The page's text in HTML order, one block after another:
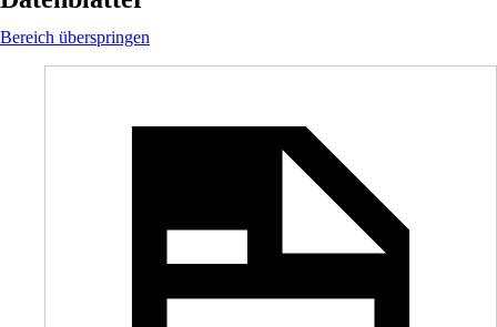
Bereich überspringen